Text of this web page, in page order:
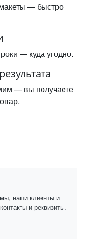
— быстро
— куда угодно.
— вы получаете
наши клиенты и
и реквизиты.